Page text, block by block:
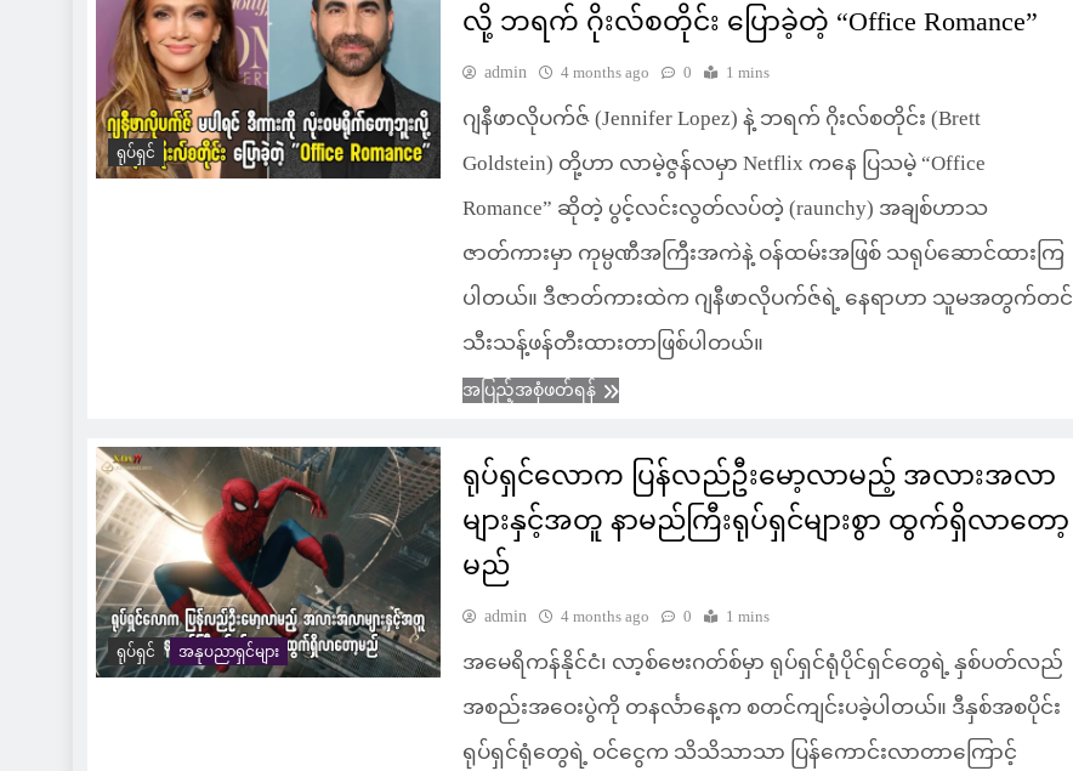
ရုပ်ရှင်
လို့ ဘရက် ဂိုးလ်စတိုင်း ပြောခဲ့တဲ့ “Office Romance”
admin 4 months ago 0 1 mins
ဂျနီဖာလိုပက်ဇ် (Jennifer Lopez) နဲ့ ဘရက် ဂိုးလ်စတိုင်း (Brett
Goldstein) တို့ဟာ လာမဲ့ဇွန်လမှာ Netflix ကနေ ပြသမဲ့ “Office
Romance” ဆိုတဲ့ ပွင့်လင်းလွတ်လပ်တဲ့ (raunchy) အချစ်ဟာသ
ဇာတ်ကားမှာ ကုမ္ပဏီအကြီးအကဲနဲ့ ဝန်ထမ်းအဖြစ် သရုပ်ဆောင်ထားကြ
ပါတယ်။ ဒီဇာတ်ကားထဲက ဂျနီဖာလိုပက်ဇ်ရဲ့ နေရာဟာ သူမအတွက်တင်
သီးသန့်ဖန်တီးထားတာဖြစ်ပါတယ်။
အပြည့်အစုံဖတ်ရန်
ရုပ်ရှင် အနုပညာရှင်များ
ရုပ်ရှင်လောက ပြန်လည်ဦးမော့လာမည့် အလားအလာ
များနှင့်အတူ နာမည်ကြီးရုပ်ရှင်များစွာ ထွက်ရှိလာတော့
မည်
admin 4 months ago 0 1 mins
အမေရိကန်နိုင်ငံ၊ လာ့စ်ဗေးဂတ်စ်မှာ ရုပ်ရှင်ရုံပိုင်ရှင်တွေရဲ့ နှစ်ပတ်လည်
အစည်းအဝေးပွဲကို တနင်္လာနေ့က စတင်ကျင်းပခဲ့ပါတယ်။ ဒီနှစ်အစပိုင်း
ရုပ်ရှင်ရုံတွေရဲ့ ဝင်ငွေက သိသိသာသာ ပြန်ကောင်းလာတာကြောင့်